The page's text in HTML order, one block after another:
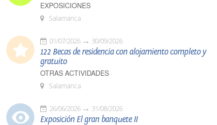
EXPOSICIONES
Salamanca
01/07/2026 30/09/2026
122 Becas de residencia con alojamiento completo y
gratuito
OTRAS ACTIVIDADES
Salamanca
26/06/2026 31/08/2026
Exposición El gran banquete II